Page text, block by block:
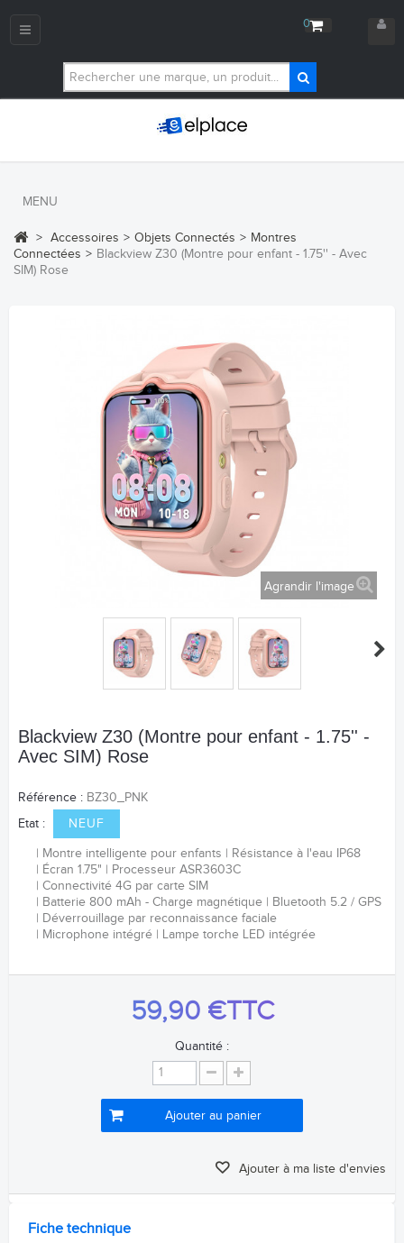
0
Navigation
MENU
> Accessoires > Objets Connectés > Montres
Connectées > Blackview Z30 (Montre pour enfant - 1.75'' - Avec
SIM) Rose
Agrandir l'image
Blackview Z30 (Montre pour enfant - 1.75'' -
Avec SIM) Rose
Référence : BZ30_PNK
Etat :
NEUF
Montre intelligente pour enfants
Résistance à l'eau IP68
Écran 1.75"
Processeur ASR3603C
Connectivité 4G par carte SIM
Batterie 800 mAh - Charge magnétique
Bluetooth 5.2 / GPS
Déverrouillage par reconnaissance faciale
Microphone intégré
Lampe torche LED intégrée
59,90 €TTC
Quantité :
Ajouter au panier
Ajouter à ma liste d'envies
Fiche technique